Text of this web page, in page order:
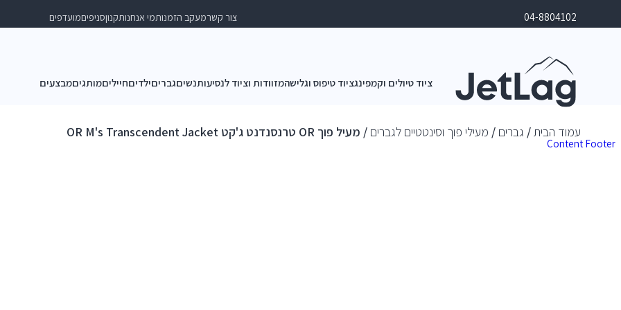
Content Footer
04-8804102 צור קשרמעקב הזמנותמי אנחנותקנוןסניפיםמועדפים
ציוד טיולים וקמפינגציוד טיפוס וגלישהמזוודות וציוד לנסיעותנשיםגבריםילדיםחייליםמותגיםמבצעים
עמוד הבית/ גברים / מעילי פוך וסינטטיים לגברים / מעיל פוך OR טרנסנדנט ג'קט OR M's Transcendent Jacket